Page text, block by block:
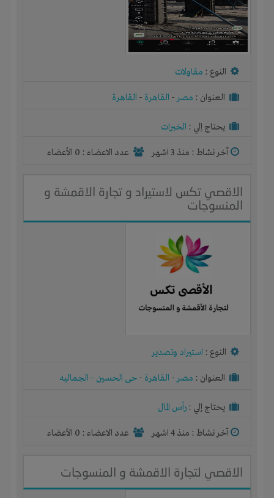
النوع : مقاولات
العنوان : مصر- القاهرة - القاهرة
يحتاج إلي : الخبرات
آخر نشاط : منذ 3 اشهر عدد الاعضاء : 0 الأعضاء
الاقصي تكس لاستيراد و تجارة الاقمشة و
المنسوجات
النوع : استيراد وتصدير
العنوان : مصر- القاهرة - حى الحسين - الجماليه
يحتاج إلي : رأس المال
آخر نشاط : منذ 4 اشهر عدد الاعضاء : 0 الأعضاء
الاقصي لتجارة الاقمشة و المنسوجات